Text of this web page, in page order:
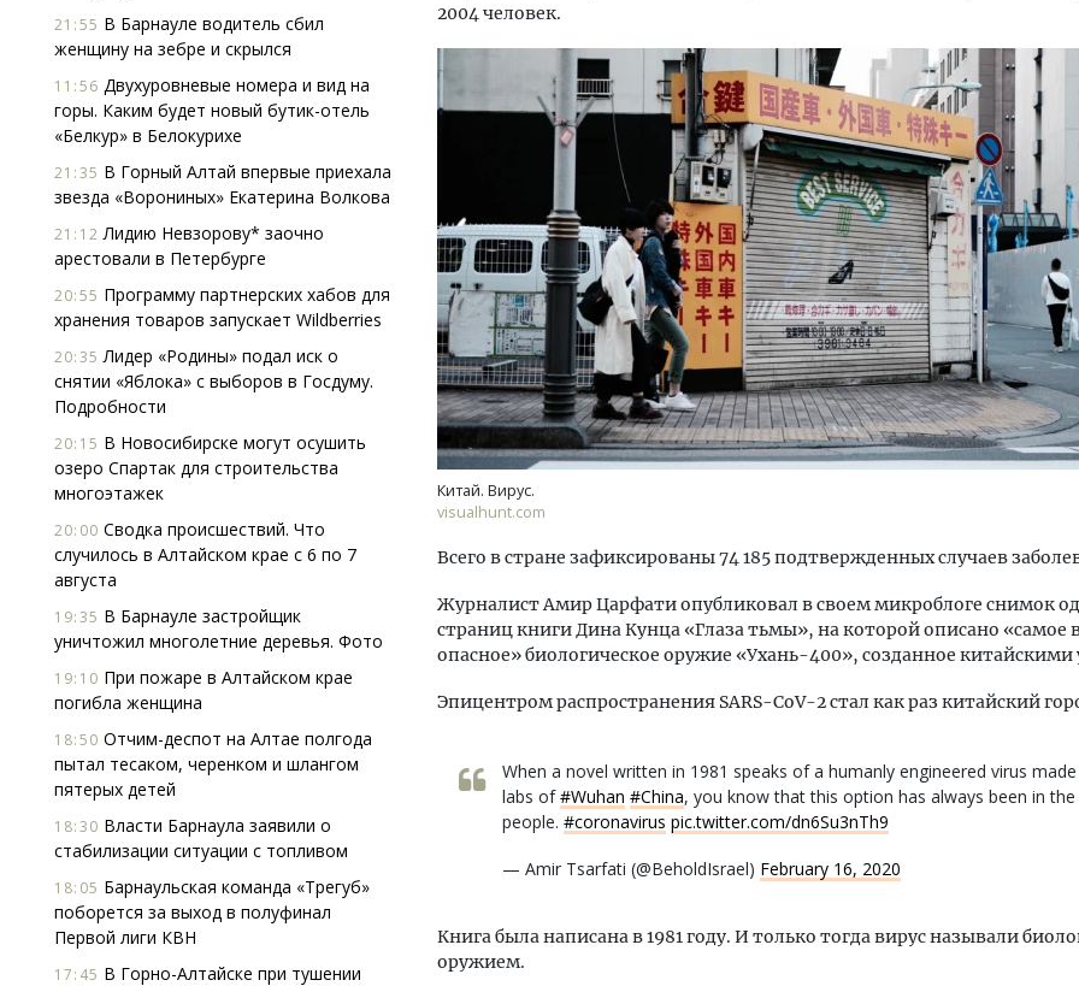
21:55 В Барнауле водитель сбил
женщину на зебре и скрылся
11:56 Двухуровневые номера и вид на
горы. Каким будет новый бутик-отель
«Белкур» в Белокурихе
21:35 В Горный Алтай впервые приехала
звезда «Ворониных» Екатерина Волкова
21:12 Лидию Невзорову* заочно
арестовали в Петербурге
20:55 Программу партнерских хабов для
хранения товаров запускает Wildberries
20:35 Лидер «Родины» подал иск о
снятии «Яблока» с выборов в Госдуму.
Подробности
20:15 В Новосибирске могут осушить
озеро Спартак для строительства
многоэтажек
20:00 Сводка происшествий. Что
случилось в Алтайском крае с 6 по 7
августа
19:35 В Барнауле застройщик
уничтожил многолетние деревья. Фото
19:10 При пожаре в Алтайском крае
погибла женщина
18:50 Отчим-деспот на Алтае полгода
пытал тесаком, черенком и шлангом
пятерых детей
18:30 Власти Барнаула заявили о
стабилизации ситуации с топливом
18:05 Барнаульская команда «Трегуб»
поборется за выход в полуфинал
Первой лиги КВН
17:45 В Горно-Алтайске при тушении
2004 человек.
Китай. Вирус.
visualhunt.com
Всего в стране зафиксированы 74 185 подтвержденных случаев
Журналист Амир Царфати опубликовал в своем микроблоге снимок
страниц книги Дина Кунца «Глаза тьмы», на которой описано «самое
опасное» биологическое оружие «Ухань-400», созданное
Эпицентром распространения SARS-CoV-2 стал как раз китайский
When a novel written in 1981 speaks of a humanly engineered virus
labs of#Wuhan #China, you know that this option has always been in
people. #coronavirus pic.twitter.com/dn6Su3nTh9
— Amir Tsarfati (@BeholdIsrael) February 16, 2020
Книга была написана в 1981 году. И только тогда вирус называли
оружием.
Ищем новые берега. Гендиректор
«Жилищной инициативы» Юрий
Гатилов — о том, как девелоперу
оставаться на плаву, когда рынок
штормит
СТРОИТЕЛЬСТВО
Смелость архитектурных идей.
Генеральный директор компании
ЗИАС — об эстетике городов,
трендах в фасадах и развитии рынка
СТРОИТЕЛЬСТВО
Архитектурный код
земли. Мощение
плитами становится
стандартом
СТРОИТЕЛЬСТВО